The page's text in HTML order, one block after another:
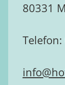
80331